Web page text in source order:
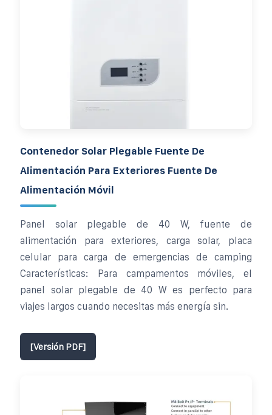
Contenedor Solar Plegable Fuente De
Alimentación Para Exteriores Fuente De
Alimentación Móvil
Panel solar plegable de 40 W, fuente de
alimentación para exteriores, carga solar, placa
celular para carga de emergencias de camping
Características: Para campamentos móviles, el
panel solar plegable de 40 W es perfecto para
viajes largos cuando necesitas más energía sin.
[Versión PDF]